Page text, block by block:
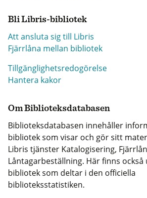
Bli Libris-bibliotek
Att ansluta sig till Libris
Fjärrlåna mellan bibliotek
Tillgänglighetsredogörelse
Hantera kakor
Om Biblioteksdatabasen
Biblioteksdatabasen innehåller
bibliotek som visar och gör sitt
Libris tjänster Katalogisering,
Låntagarbeställning. Här finns
bibliotek som deltar i den officiella
biblioteksstatistiken.